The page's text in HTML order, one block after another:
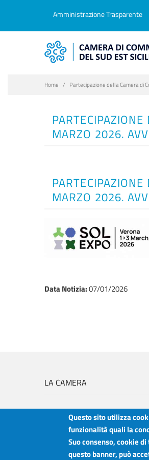
Amministrazione Trasparente
Home Partecipazione della Camera di
MARZO 2026.
MARZO 2026.
Data Notizia:07/01/2026
LA CAMERA
Camera di Commercio Industria
Sede legale: Via Cappuccini, 2 - Catania
Questo sito utilizza
funzionalità quali la
Suo consenso, cookie
questo banner, può